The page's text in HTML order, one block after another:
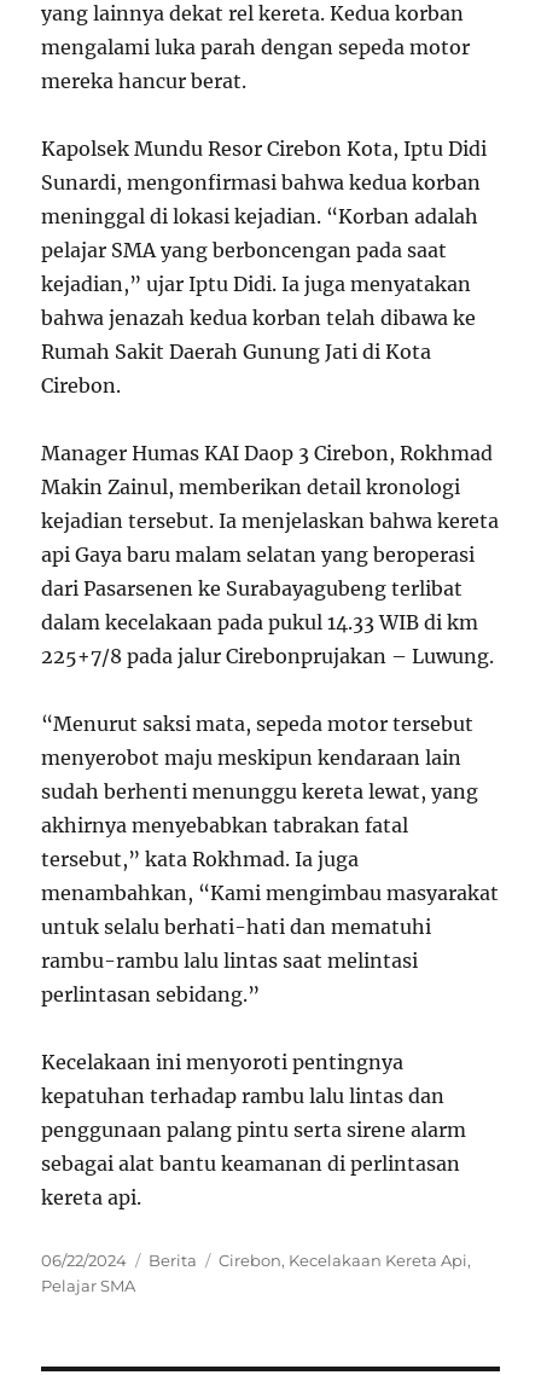
yang lainnya dekat rel kereta. Kedua korban
mengalami luka parah dengan sepeda motor
mereka hancur berat.
Kapolsek Mundu Resor Cirebon Kota, Iptu Didi
Sunardi, mengonfirmasi bahwa kedua korban
meninggal di lokasi kejadian. “Korban adalah
pelajar SMA yang berboncengan pada saat
kejadian,” ujar Iptu Didi. Ia juga menyatakan
bahwa jenazah kedua korban telah dibawa ke
Rumah Sakit Daerah Gunung Jati di Kota
Cirebon.
Manager Humas KAI Daop 3 Cirebon, Rokhmad
Makin Zainul, memberikan detail kronologi
kejadian tersebut. Ia menjelaskan bahwa kereta
api Gaya baru malam selatan yang beroperasi
dari Pasarsenen ke Surabayagubeng terlibat
dalam kecelakaan pada pukul 14.33 WIB di km
225+7/8 pada jalur Cirebonprujakan – Luwung.
“Menurut saksi mata, sepeda motor tersebut
menyerobot maju meskipun kendaraan lain
sudah berhenti menunggu kereta lewat, yang
akhirnya menyebabkan tabrakan fatal
tersebut,” kata Rokhmad. Ia juga
menambahkan, “Kami mengimbau masyarakat
untuk selalu berhati-hati dan mematuhi
rambu-rambu lalu lintas saat melintasi
perlintasan sebidang.”
Kecelakaan ini menyoroti pentingnya
kepatuhan terhadap rambu lalu lintas dan
penggunaan palang pintu serta sirene alarm
sebagai alat bantu keamanan di perlintasan
kereta api.
Posted
on
06/22/2024 Categories
Berita Tags
Cirebon, Kecelakaan Kereta Api,
Pelajar SMA